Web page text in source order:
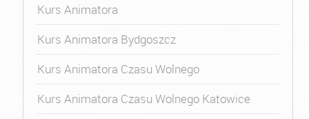
Kurs Animatora
Kurs Animatora Bydgoszcz
Kurs Animatora Czasu Wolnego
Kurs Animatora Czasu Wolnego Katowice